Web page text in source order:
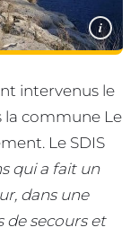
i
intervenus le
la commune Le
Le SDIS
qui a fait un
dans une
de secours et